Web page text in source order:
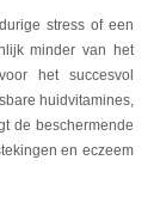
stress of een
minder van het
het succesvol
huidvitamines,
de beschermende
en eczeem